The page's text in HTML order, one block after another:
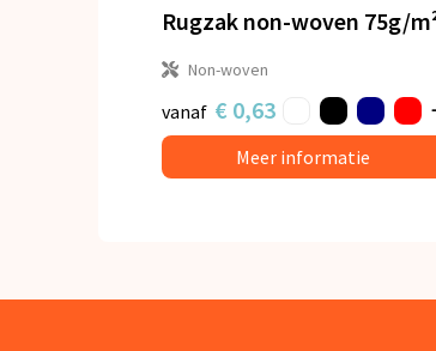
Rugzak non-woven 75g/
Non-woven
vanaf € 0,63
Meer informatie